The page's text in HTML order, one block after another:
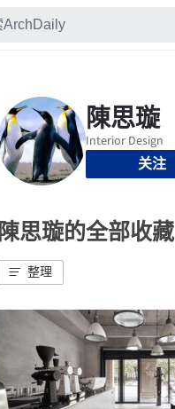
关注
陳思璇的全部收藏
整理